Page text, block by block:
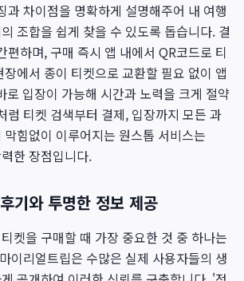
과 차이점을 명확하게 설명해주어 내 여행
조합을 쉽게 찾을 수 있도록 돕습니다. 결
편하며, 구매 즉시 앱 내에서 QR코드로 티
에서 종이 티켓으로 교환할 필요 없이 앱
로 입장이 가능해 시간과 노력을 크게 절약
럼 티켓 검색부터 결제, 입장까지 모든 과
힘없이 이루어지는 원스톱 서비스는
한 장점입니다.
기와 투명한 정보 제공
켓을 구매할 때 가장 중요한 것 중 하나는
이리얼트립은 수많은 실제 사용자들의 생